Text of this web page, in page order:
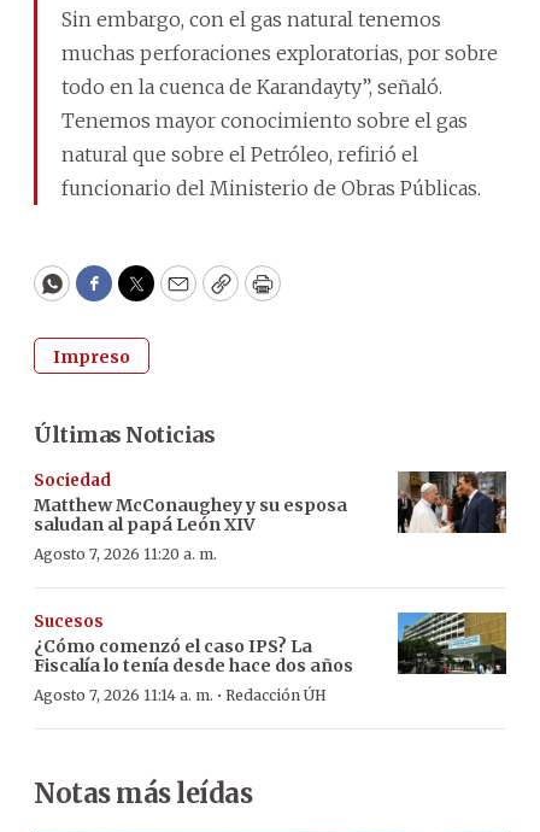
Sin embargo, con el gas natural tenemos
muchas perforaciones exploratorias, por sobre
todo en la cuenca de Karandayty”, señaló.
Tenemos mayor conocimiento sobre el gas
natural que sobre el Petróleo, refirió el
funcionario del Ministerio de Obras Públicas.
WhatsApp
Facebook
Twitter
EmailCopyPrint
Impreso
Últimas Noticias
Sociedad
Matthew McConaughey y su esposa
saludan al papá León XIV
Agosto 7, 2026 11:20 a. m.
Sucesos
¿Cómo comenzó el caso IPS? La
Fiscalía lo tenía desde hace dos años
Agosto 7, 2026 11:14 a. m. · Redacción ÚH
Notas más leídas